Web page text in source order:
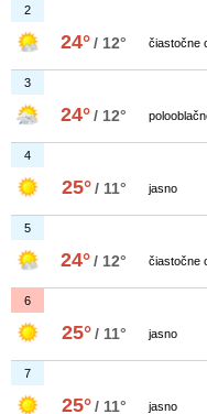
2
24°/ 12° čiastočne
3
24°/ 12°
4
25° / 11° jasno
5
24°/ 12° čiastočne
6
25° / 11° jasno
7
25° / 11° jasno